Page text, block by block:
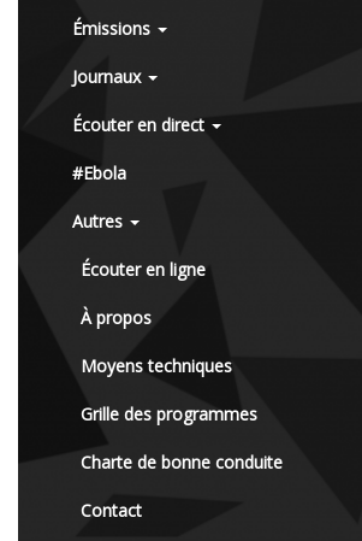
Émissions
Journaux
Écouter en direct
#Ebola
Autres
Écouter en ligne
À propos
Moyens techniques
Grille des programmes
Charte de bonne conduite
Contact